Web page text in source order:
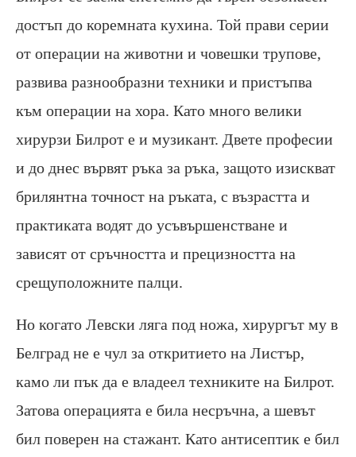
достъп до коремната кухина. Той прави серии
от операции на животни и човешки трупове,
развива разнообразни техники и пристъпва
към операции на хора. Като много велики
хирурзи Билрот е и музикант. Двете професии
и до днес вървят ръка за ръка, защото изискват
брилянтна точност на ръката, с възрастта и
практиката водят до усъвършенстване и
зависят от сръчността и прецизността на
срещуположните палци.
Но когато Левски ляга под ножа, хирургът му в
Белград не е чул за откритието на Листър,
камо ли пък да е владеел техниките на Билрот.
Затова операцията е била несръчна, а шевът
бил поверен на стажант. Като антисептик е бил